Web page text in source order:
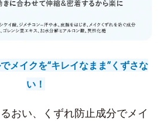
メイクを“キレイなまま”くずさな
い！
おい、くずれ防止成分でメイ